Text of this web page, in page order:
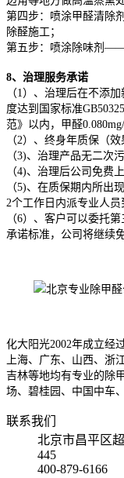
第四步：喷涂甲醛清除
除醛施工；
第五步：喷涂除味剂——
8、治理服务承诺
（1）、治理后在不添
度达到国家标准
范》以内，甲醛0.080mg/
（2）、终身年质保（
（3)、治理产品无二次
（4)、治理后公司免费
（5)、在质保期内所出
2个工作日内派专业人员
（6）、客户可以委托
承诺标准，公司将继续
化大阳光2002年成立经
上海、广东、山西、浙
吉林等地均有专业的除
场、碧桂园、中国中车
联系我们
北京市昌平区
445
400-879-6166